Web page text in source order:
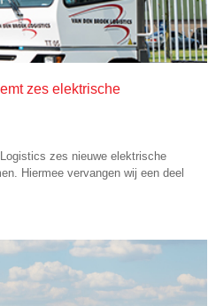
zes elektrische
zes nieuwe elektrische
Hiermee vervangen wij een deel